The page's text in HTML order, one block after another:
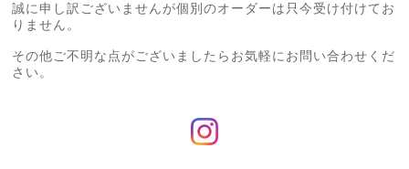
誠に申し訳ございませんが個別のオーダーは只今受け付けてお
りません。
その他ご不明な点がございましたらお気軽にお問い合わせくだ
さい。